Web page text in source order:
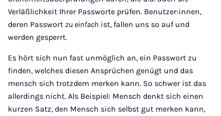
Verläßlichkeit Ihrer Passworte prüfen. Benutzer:innen,
deren Passwort zu einfach ist, fallen uns so auf und
werden gesperrt.
Es hört sich nun fast unmöglich an, ein Passwort zu
finden, welches diesen Ansprüchen genügt und das
mensch sich trotzdem merken kann. So schwer ist das
allerdings nicht. Als Beispiel: Mensch denkt sich einen
kurzen Satz, den Mensch sich selbst gut merken kann,